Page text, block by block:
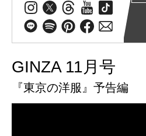
GINZA 11月号
『東京の洋服』予告編